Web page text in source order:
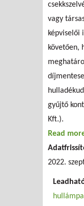
vagy
képviselői
követően,
gyűjtő
Kft.).
Read
2022.